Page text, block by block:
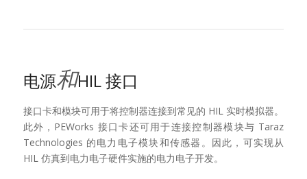
电源和HIL 接口
接口卡和模块可用于将控制器连接到常见的 HIL 实时模拟器。
此外，PEWorks 接口卡还可用于连接控制器模块与 Taraz
Technologies 的电力电子模块和传感器。因此，可实现从
HIL 仿真到电力电子硬件实施的电力电子开发。